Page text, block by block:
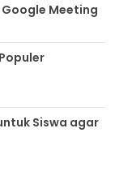
Meeting
Siswa agar